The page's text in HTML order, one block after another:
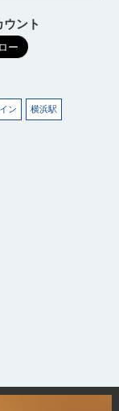
ント
ン 横浜駅